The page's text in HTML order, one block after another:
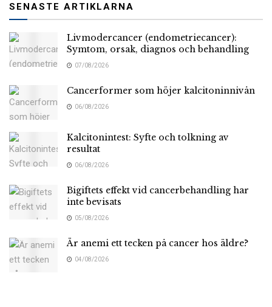
SENASTE ARTIKLARNA
Livmodercancer (endometriecancer):
Symtom, orsak, diagnos och behandling
07/08/2026
Cancerformer som höjer kalcitoninnivån
06/08/2026
Kalcitonintest: Syfte och tolkning av
resultat
06/08/2026
Bigiftets effekt vid cancerbehandling har
inte bevisats
05/08/2026
Är anemi ett tecken på cancer hos äldre?
04/08/2026